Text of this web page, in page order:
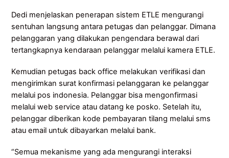
Dedi menjelaskan penerapan sistem ETLE mengurangi
sentuhan langsung antara petugas dan pelanggar. Dimana
pelanggaran yang dilakukan pengendara berawal dari
tertangkapnya kendaraan pelanggar melalui kamera ETLE.
Kemudian petugas back office melakukan verifikasi dan
mengirimkan surat konfirmasi pelanggaran ke pelanggar
melalui pos indonesia. Pelanggar bisa mengonfirmasi
melalui web service atau datang ke posko. Setelah itu,
pelanggar diberikan kode pembayaran tilang melalui sms
atau email untuk dibayarkan melalui bank.
“Semua mekanisme yang ada mengurangi interaksi